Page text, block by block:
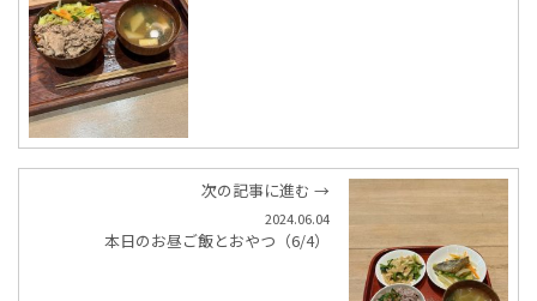
次の記事に進む →
2024.06.04
本日のお昼ご飯とおやつ（6/4）